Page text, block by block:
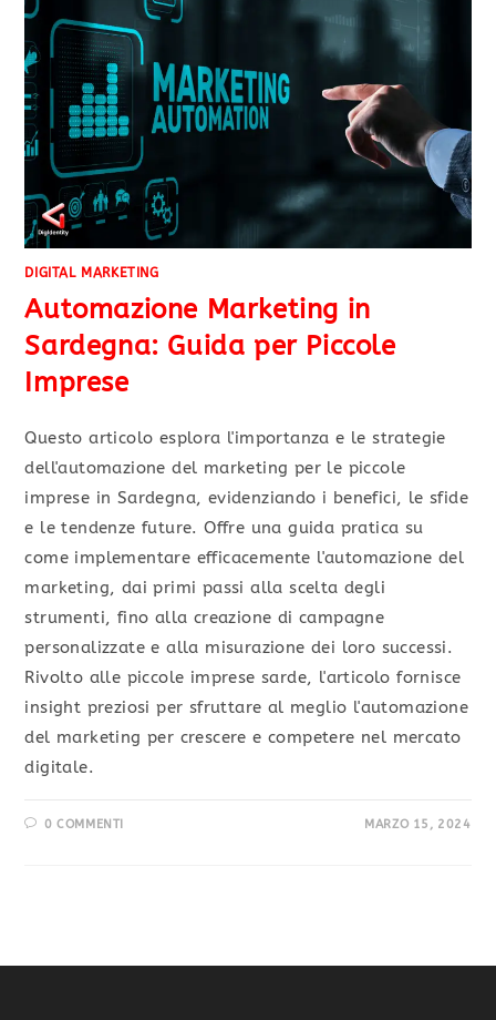
DIGITAL MARKETING
Automazione Marketing in
Sardegna: Guida per Piccole
Imprese
Questo articolo esplora l'importanza e le strategie
dell'automazione del marketing per le piccole
imprese in Sardegna, evidenziando i benefici, le sfide
e le tendenze future. Offre una guida pratica su
come implementare efficacemente l'automazione del
marketing, dai primi passi alla scelta degli
strumenti, fino alla creazione di campagne
personalizzate e alla misurazione dei loro successi.
Rivolto alle piccole imprese sarde, l'articolo fornisce
insight preziosi per sfruttare al meglio l'automazione
del marketing per crescere e competere nel mercato
digitale.
0 COMMENTI MARZO 15, 2024